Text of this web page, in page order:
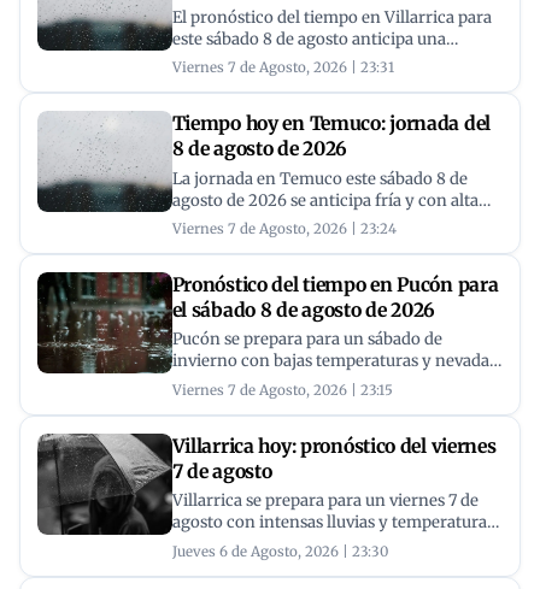
El pronóstico del tiempo en Villarrica para
este sábado 8 de agosto anticipa una
jornada invernal marcada por lluvias
ligeras y temperaturas frías, oscilando
Viernes 7 de Agosto, 2026 | 23:31
Tiempo hoy en Temuco: jornada del
8 de agosto de 2026
La jornada en Temuco este sábado 8 de
agosto de 2026 se anticipa fría y con alta
probabilidad de lluvias, con temperaturas
entre los 2°C y los 7°C. El pronóstico del
y vientos moderados.
Viernes 7 de Agosto, 2026 | 23:24
Pronóstico del tiempo en Pucón para
el sábado 8 de agosto de 2026
Pucón se prepara para un sábado de
invierno con bajas temperaturas y nevadas.
El pronóstico del tiempo indica una
máxima de 4°C y una mínima de 2°C, con
forma de nieve durante toda la jornada.
Viernes 7 de Agosto, 2026 | 23:15
Villarrica hoy: pronóstico del viernes
7 de agosto
Villarrica se prepara para un viernes 7 de
agosto con intensas lluvias y temperaturas
gélidas, que no superarán los 6°C. Se
esperan ráfagas de viento de hasta 48 km/h
Jueves 6 de Agosto, 2026 | 23:30